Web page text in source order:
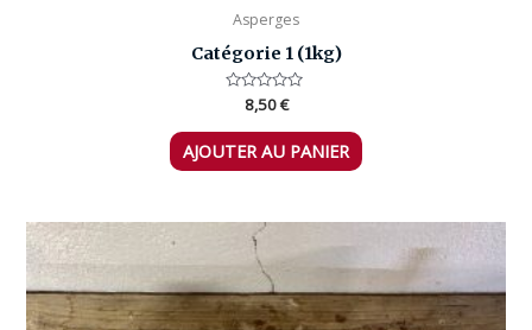
Asperges
Catégorie 1 (1kg)
Note
sur
5
8,50€
AJOUTER AU PANIER